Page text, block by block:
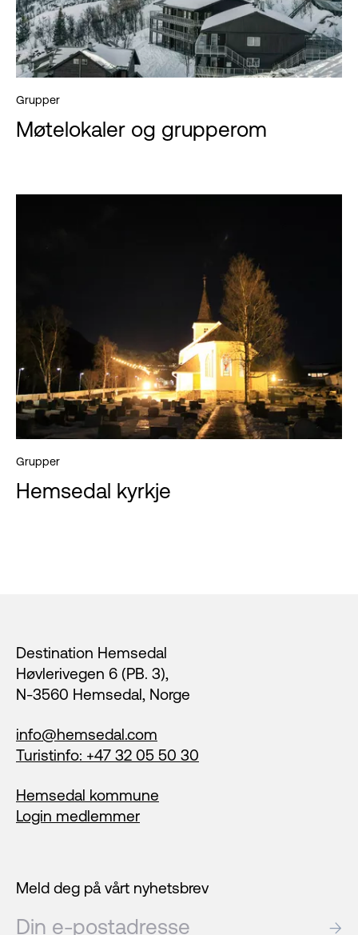
Grupper
Møtelokaler og grupperom
Grupper
Hemsedal kyrkje
Destination Hemsedal
Høvlerivegen 6 (PB. 3),
N-3560 Hemsedal, Norge
info@hemsedal.com
Turistinfo: +47 32 05 50 30
Hemsedal kommune
Login medlemmer
Meld deg på vårt nyhetsbrev
E-post →